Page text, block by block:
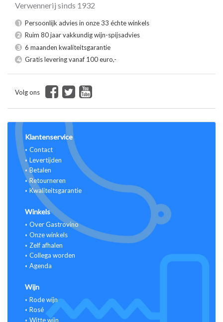
Verwennerij sinds 1932
1 Persoonlijk advies in onze 33 échte winkels
2 Ruim 80 jaar vakkundig wijn-spijsadvies
3 6 maanden kwaliteitsgarantie
4 Gratis levering vanaf 100 euro,-
Volg ons
Klantenservice
Contact
Levertijden
Betalen
Retourneren
Kwaliteitsgarantie
Winkels
Over Gastrovino
Onze winkels
Zelf afhalen
Collega worden
Agenda
Wijn
Rode wijn
Rosé
Witte wijn